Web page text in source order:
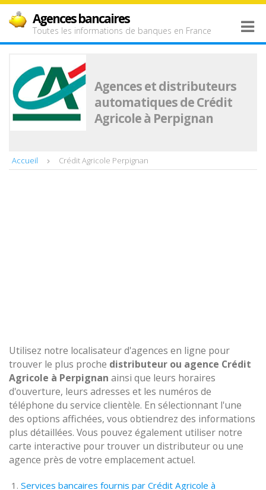
Agences bancaires
Toutes les informations de banques en France
Agences et distributeurs
automatiques de Crédit
Agricole à Perpignan
Accueil Crédit Agricole Perpignan
Utilisez notre localisateur d'agences en ligne pour
trouver le plus proche distributeur ou agence Crédit
Agricole à Perpignan ainsi que leurs horaires
d'ouverture, leurs adresses et les numéros de
téléphone du service clientèle. En sélectionnant l'une
des options affichées, vous obtiendrez des informations
plus détaillées. Vous pouvez également utiliser notre
carte interactive pour trouver un distributeur ou une
agence près de votre emplacement actuel.
Services bancaires fournis par Crédit Agricole à